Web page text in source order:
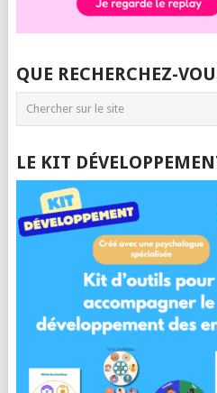
QUE RECHERCHEZ-
LE KIT